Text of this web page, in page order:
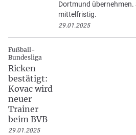
Dortmund übernehmen.
mittelfristig.
29.01.2025
Fußball-
Bundesliga
Ricken
bestätigt:
Kovac wird
neuer
Trainer
beim BVB
29.01.2025